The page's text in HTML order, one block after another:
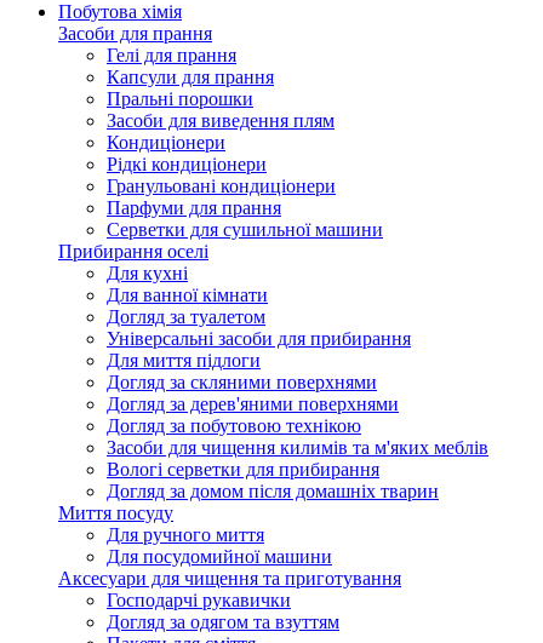
Побутова хімія
Засоби для прання
Гелі для прання
Капсули для прання
Пральні порошки
Засоби для виведення плям
Кондиціонери
Рідкі кондиціонери
Гранульовані кондиціонери
Парфуми для прання
Серветки для сушильної машини
Прибирання оселі
Для кухні
Для ванної кімнати
Догляд за туалетом
Універсальні засоби для прибирання
Для миття підлоги
Догляд за скляними поверхнями
Догляд за дерев'яними поверхнями
Догляд за побутовою технікою
Засоби для чищення килимів та м'яких меблів
Вологі серветки для прибирання
Догляд за домом після домашніх тварин
Миття посуду
Для ручного миття
Для посудомийної машини
Аксесуари для чищення та приготування
Господарчі рукавички
Догляд за одягом та взуттям